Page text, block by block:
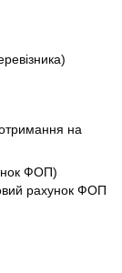
на
ФОП)
рахунок ФОП